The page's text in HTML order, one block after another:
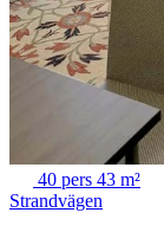
40 pers 43 m²
Strandvägen